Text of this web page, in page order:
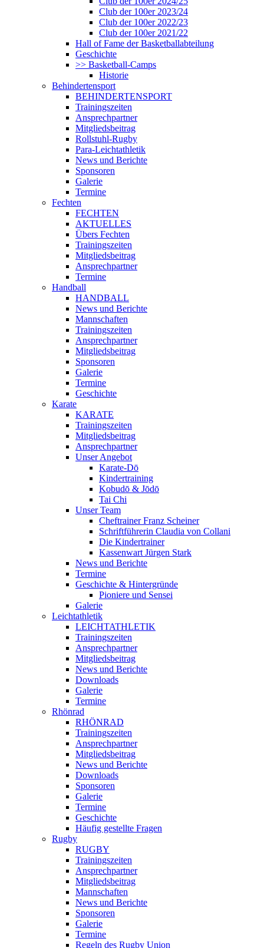
Club der 100er 2023/24
Club der 100er 2022/23
Club der 100er 2021/22
Hall of Fame der Basketballabteilung
Geschichte
>> Basketball-Camps
Historie
Behindertensport
BEHINDERTENSPORT
Trainingszeiten
Ansprechpartner
Mitgliedsbeitrag
Rollstuhl-Rugby
Para-Leichtathletik
News und Berichte
Sponsoren
Galerie
Termine
Fechten
FECHTEN
AKTUELLES
Übers Fechten
Trainingszeiten
Mitgliedsbeitrag
Ansprechpartner
Termine
Handball
HANDBALL
News und Berichte
Mannschaften
Trainingszeiten
Ansprechpartner
Mitgliedsbeitrag
Sponsoren
Galerie
Termine
Geschichte
Karate
KARATE
Trainingszeiten
Mitgliedsbeitrag
Ansprechpartner
Unser Angebot
Karate-Dō
Kindertraining
Kobudō & Jōdō
Tai Chi
Unser Team
Cheftrainer Franz Scheiner
Schriftführerin Claudia von Collani
Die Kindertrainer
Kassenwart Jürgen Stark
News und Berichte
Termine
Geschichte & Hintergründe
Pioniere und Sensei
Galerie
Leichtathletik
LEICHTATHLETIK
Trainingszeiten
Ansprechpartner
Mitgliedsbeitrag
News und Berichte
Downloads
Galerie
Termine
Rhönrad
RHÖNRAD
Trainingszeiten
Ansprechpartner
Mitgliedsbeitrag
News und Berichte
Downloads
Sponsoren
Galerie
Termine
Geschichte
Häufig gestellte Fragen
Rugby
RUGBY
Trainingszeiten
Ansprechpartner
Mitgliedsbeitrag
Mannschaften
News und Berichte
Sponsoren
Galerie
Termine
Regeln des Rugby Union